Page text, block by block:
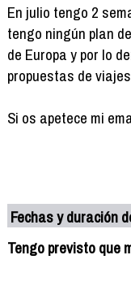
En julio tengo 2
tengo ningún plan
de Europa y por lo
propuestas de viajes
Si os apetece mi
Fechas y duración
Tengo previsto que